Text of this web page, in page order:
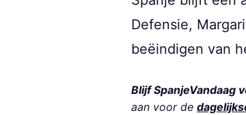
Defensie,
beëindigen van
Blijf SpanjeVandaag
aan voor de